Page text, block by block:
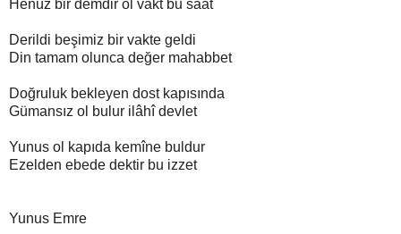
Henüz bir demdir ol vakt bu saat
Derildi beşimiz bir vakte geldi
Din tamam olunca değer mahabbet
Doğruluk bekleyen dost kapısında
Gümansız ol bulur ilâhî devlet
Yunus ol kapıda kemîne buldur
Ezelden ebede dektir bu izzet
Yunus Emre